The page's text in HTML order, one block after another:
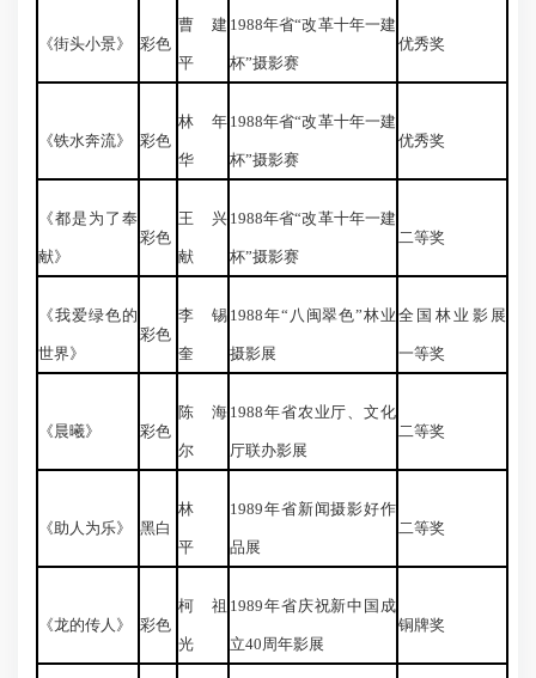
《街头小景》 彩色
曹建
平
1988年省“改革十年一建
杯”摄影赛
优秀奖
《铁水奔流》 彩色
林年
华
1988年省“改革十年一建
杯”摄影赛
优秀奖
《都是为了奉
献》
彩色
王兴
献
1988年省“改革十年一建
杯”摄影赛
二等奖
《我爱绿色的
世界》
彩色
李锡
奎
1988年“八闽翠色”林业
摄影展
全国林业影展
一等奖
《晨曦》 彩色
陈海
尔
1988年省农业厅、文化
厅联办影展
二等奖
《助人为乐》 黑白
林
平
1989年省新闻摄影好作
品展
二等奖
《龙的传人》 彩色
柯祖
光
1989年省庆祝新中国成
立40周年影展
铜牌奖